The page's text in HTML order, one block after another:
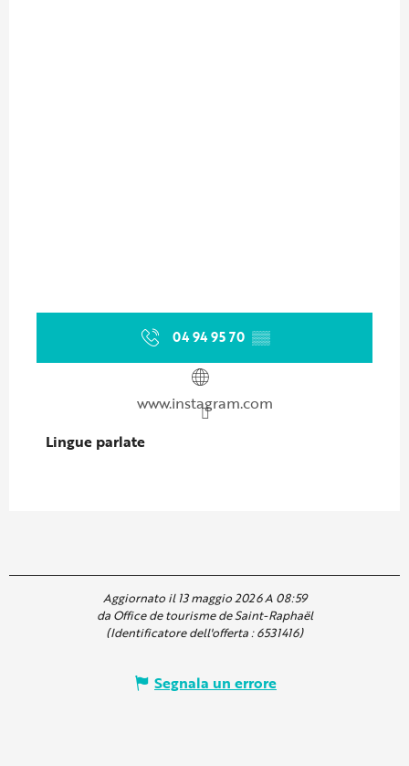
04 94 95 70 ▒▒
www.instagram.com
Lingue parlate
Lingue parlate
Aggiornato il 13 maggio 2026 A 08:59
da Office de tourisme de Saint-Raphaël
(Identificatore dell'offerta :6531416)
Segnala un errore